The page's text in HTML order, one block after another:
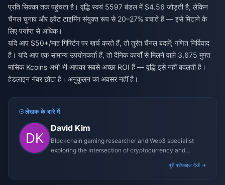
प्रति सिक्का तक पहुंचता है। वृद्धि स्वयं 5597 बंडल में $4.56 जोड़ती है, लेकिन
चैनल चुनाव और इवेंट टाइमिंग संयुक्त रूप से 20–27% बचाते हैं — इसे मिटाने के
लिए पर्याप्त से अधिक।
यदि आप $50+/माह गिफ्टिंग पर खर्च करते हैं, तो तुरंत चैनल बदलें; गणित निर्विवाद
है। यदि आप एक सामान्य उपयोगकर्ता हैं, तो दैनिक कार्यों से मिलने वाले 3,675 मुफ्त
मासिक Kcoins अभी भी आपका सबसे अच्छा ROI हैं — वृद्धि इसे नहीं बदलती है।
हेडलाइन नंबर छोटा है। अनुकूलन का अवसर नहीं है।
लेखक के बारे में
David Kim
Blockchain gaming researcher and Web3 specialist
exploring the intersection of cryptocurrency and
पूरी प्रोफ़ाइल देखें →